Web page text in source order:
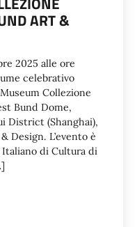
ART &
2025 alle ore
celebrativo
Collezione
Bund Dome,
District (Shanghai),
Design. L’evento è
di Cultura di